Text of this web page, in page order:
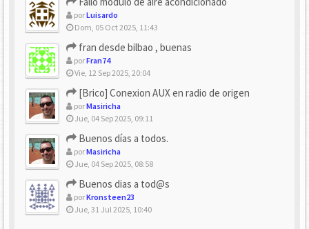
porLuisardo
Dom, 05 Oct 2025, 11:43
fran desde bilbao , buenas
porFran74
Vie, 12 Sep 2025, 20:04
[Brico] Conexion AUX en radio de origen
porMasiricha
Jue, 04 Sep 2025, 09:11
Buenos días a todos.
porMasiricha
Jue, 04 Sep 2025, 08:58
Buenos dias a tod@s
porKronsteen23
Jue, 31 Jul 2025, 10:40